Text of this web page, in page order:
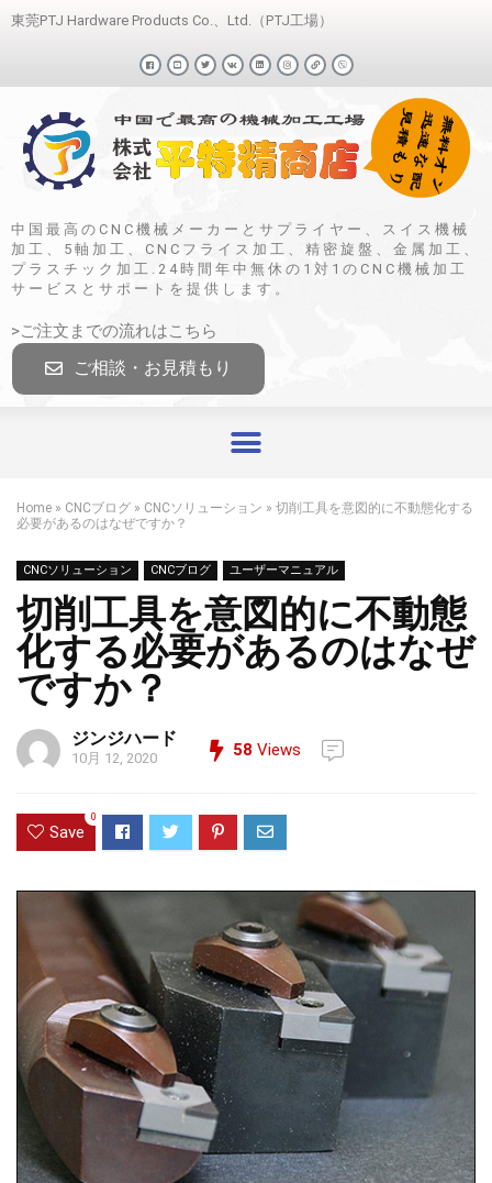
東莞PTJ Hardware Products Co.、Ltd.（PTJ工場）
中国最高のCNC機械メーカーとサプライヤー、スイス機械
加工、5軸加工、CNCフライス加工、精密旋盤、金属加工、
プラスチック加工.24時間年中無休の1対1のCNC機械加工
サービスとサポートを提供します。
>ご注文までの流れはこちら
ご相談・お見積もり
Home » CNCブログ » CNCソリューション » 切削工具を意図的に不動態化する
必要があるのはなぜですか？
CNCソリューション CNCブログ ユーザーマニュアル
切削工具を意図的に不動態
化する必要があるのはなぜ
ですか？
ジンジハード
10月 12, 2020 58 Views
Save
0